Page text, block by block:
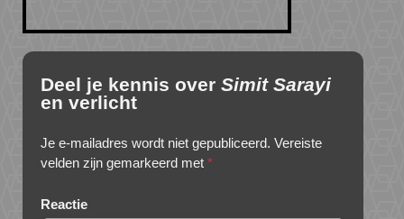
Deel je kennis over Simit Sarayi
en verlicht
Je e-mailadres wordt niet gepubliceerd. Vereiste
velden zijn gemarkeerd met *
Reactie